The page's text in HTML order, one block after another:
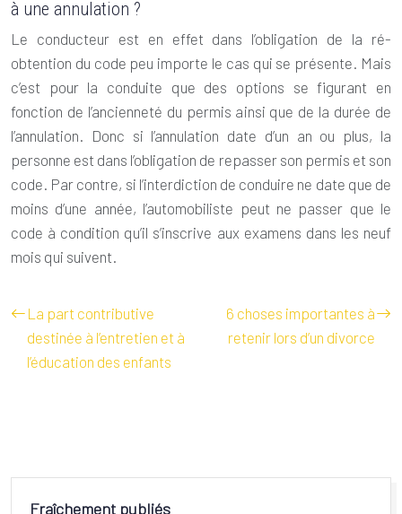
à une annulation ?
Le conducteur est en effet dans l’obligation de la ré-
obtention du code peu importe le cas qui se présente. Mais
c’est pour la conduite que des options se figurant en
fonction de l’ancienneté du permis ainsi que de la durée de
l’annulation. Donc si l’annulation date d’un an ou plus, la
personne est dans l’obligation de repasser son permis et son
code. Par contre, si l’interdiction de conduire ne date que de
moins d’une année, l’automobiliste peut ne passer que le
code à condition qu’il s’inscrive aux examens dans les neuf
mois qui suivent.
La part contributive
destinée à l’entretien et à
l’éducation des enfants
6 choses importantes à
retenir lors d’un divorce
Fraîchement publiés